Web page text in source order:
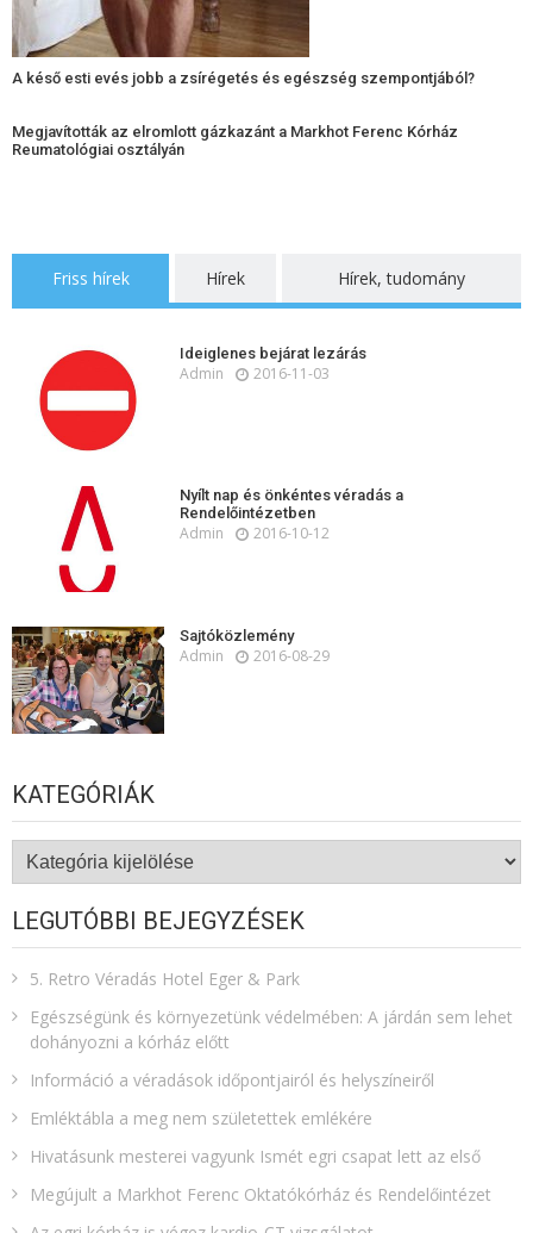
A késő esti evés jobb a zsírégetés és egészség szempontjából?
Megjavították az elromlott gázkazánt a Markhot Ferenc Kórház
Reumatológiai osztályán
Friss hírek Hírek Hírek, tudomány
Ideiglenes bejárat lezárás
Admin 2016-11-03
Nyílt nap és önkéntes véradás a
Rendelőintézetben
Admin 2016-10-12
Sajtóközlemény
Admin 2016-08-29
KATEGÓRIÁK
Kategóriák
LEGUTÓBBI BEJEGYZÉSEK
5. Retro Véradás Hotel Eger & Park
Egészségünk és környezetünk védelmében: A járdán sem lehet
dohányozni a kórház előtt
Információ a véradások időpontjairól és helyszíneiről
Emléktábla a meg nem születettek emlékére​
Hivatásunk mesterei vagyunk Ismét egri csapat lett az első
Megújult a Markhot Ferenc Oktatókórház és Rendelőintézet